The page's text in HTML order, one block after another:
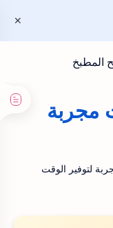
المطبخ
لتوفير الوقت